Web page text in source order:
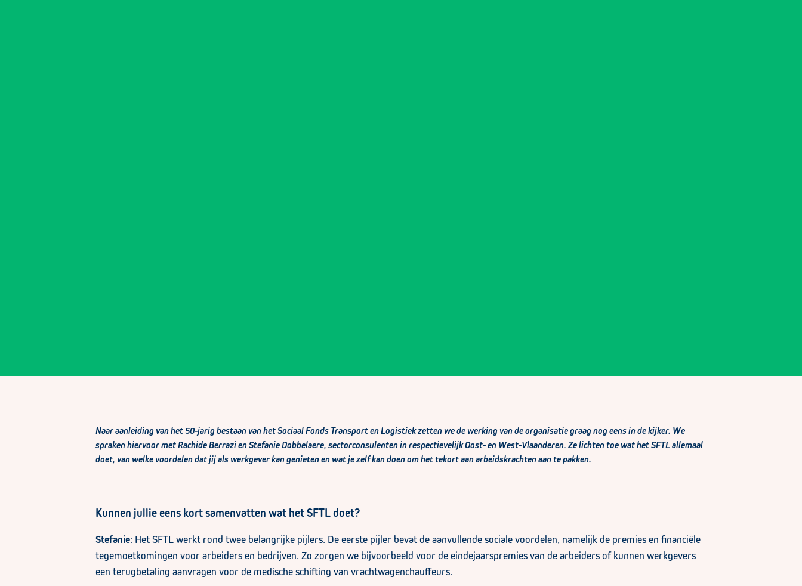
Naar aanleiding van het 50-jarig bestaan van het Sociaal Fonds Transport en Logistiek zetten we de werking van de organisatie graag nog eens in de kijker. We
spraken hiervoor met Rachide Berrazi en Stefanie Dobbelaere, sectorconsulenten in respectievelijk Oost- en West-Vlaanderen. Ze lichten toe wat het SFTL allemaal
doet, van welke voordelen dat jij als werkgever kan genieten en wat je zelf kan doen om het tekort aan arbeidskrachten aan te pakken.
Kunnen jullie eens kort samenvatten wat het SFTL doet?
Stefanie: Het SFTL werkt rond twee belangrijke pijlers. De eerste pijler bevat de aanvullende sociale voordelen, namelijk de premies en financiële
tegemoetkomingen voor arbeiders en bedrijven. Zo zorgen we bijvoorbeeld voor de eindejaarspremies van de arbeiders of kunnen werkgevers
een terugbetaling aanvragen voor de medische schifting van vrachtwagenchauffeurs.